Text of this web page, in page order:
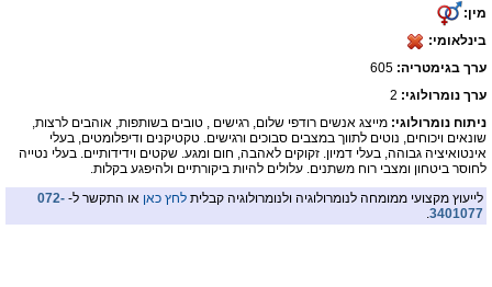
מין:
בינלאומי:
ערך בגימטריה:
ערך נומרולוגי: 2
ניתוח נומרולוגי: מייצג אנשים רודפי שלום, רגישים , טובים בשותפות, אוהבים לרצות,
שונאים ויכוחים, נוטים לתווך במצבים סבוכים ורגישים. טקטיקנים ודיפלומטים, בעלי
אינטואיציה גבוהה, בעלי דמיון. זקוקים לאהבה, חום ומגע. שקטים וידידותיים. בעלי נטייה
לחוסר ביטחון ומצבי רוח משתנים. עלולים להיות ביקורתיים ולהיפגע בקלות.
לייעוץ מקצועי ממומחה לנומרולוגיה ולנומרולוגיה קבלית לחץ כאן או התקשר ל- 072-
3401077
.